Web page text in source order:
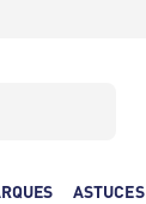
ASTUCES